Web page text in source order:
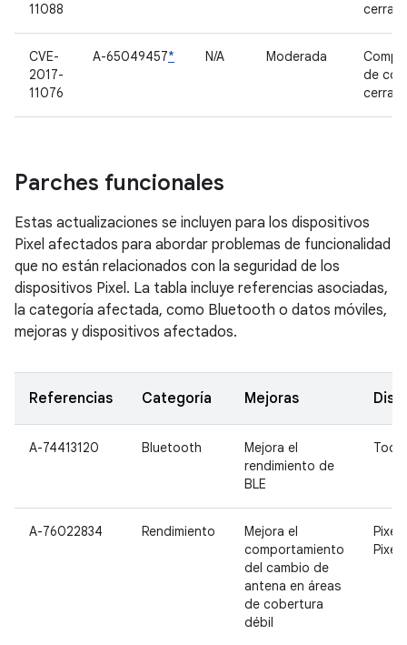
11088
CVE-
2017-
11076
A-65049457* N/A Moderada
de
Parches funcionales
Estas actualizaciones se incluyen para los dispositivos
Pixel afectados para abordar problemas de funcionalidad
que no están relacionados con la seguridad de los
dispositivos Pixel. La tabla incluye referencias asociadas,
la categoría afectada, como Bluetooth o datos móviles,
mejoras y dispositivos afectados.
Referencias Categoría Mejoras
A-74413120 Bluetooth
Mejora el
rendimiento de
BLE
A-76022834 Rendimiento
Mejora el
comportamiento
del cambio de
antena en áreas
de cobertura
débil
Pixel
Pixel